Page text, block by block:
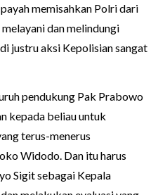
memisahkan Polri dari
dan melindungi
justru aksi Kepolisian sangat
pendukung Pak Prabowo
kepada beliau untuk
terus-menerus
Widodo. Dan itu harus
Sigit sebagai Kepala